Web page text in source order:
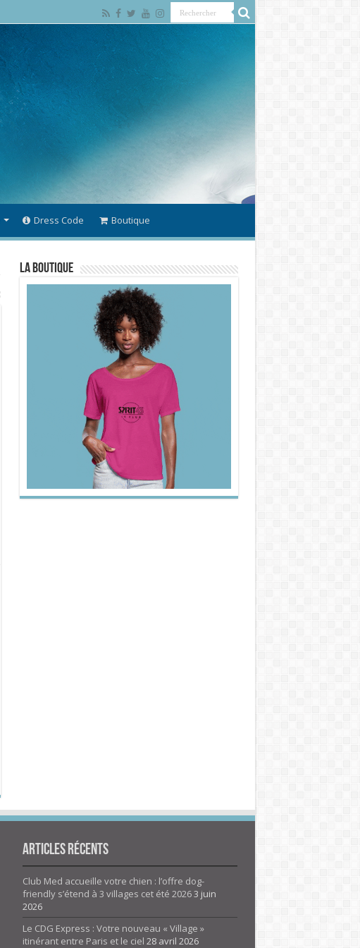
Dress Code Boutique
La Boutique
Articles Récents
Club Med accueille votre chien : l’offre dog-
friendly s’étend à 3 villages cet été 20263 juin
2026
Le CDG Express : Votre nouveau « Village »
itinérant entre Paris et le ciel 28 avril 2026